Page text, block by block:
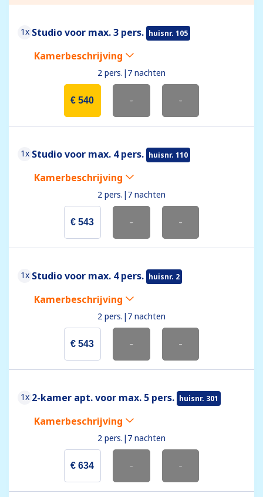
1x Studio voor max. 3 pers. huisnr. 105
Kamerbeschrijving
2 pers. | 7 nachten
€ 540 - -
1x Studio voor max. 4 pers. huisnr. 110
Kamerbeschrijving
2 pers. | 7 nachten
€ 543 - -
1x Studio voor max. 4 pers. huisnr. 2
Kamerbeschrijving
2 pers. | 7 nachten
€ 543 - -
1x 2-kamer apt. voor max. 5 pers. huisnr. 301
Kamerbeschrijving
2 pers. | 7 nachten
€ 634 - -